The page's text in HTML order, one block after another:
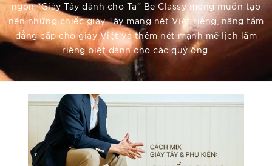
ngôn “Giày Tây dành cho Ta” Be Classy mong muốn tạo
nên những chiếc giày Tây mang nét Việt riêng, nâng tầm
đẳng cấp cho giày Việt và thêm nét mạnh mẽ lịch lãm
riêng biệt dành cho các quý ông.